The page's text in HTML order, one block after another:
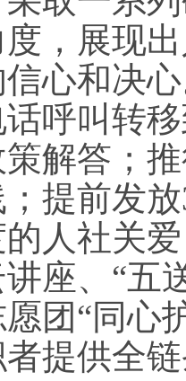
，展现
心和决
呼叫转
解答；
提前发
的人社关
座、“五
团“同心
提供全